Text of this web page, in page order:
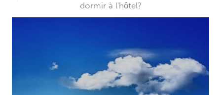
dormir à l'hôtel?